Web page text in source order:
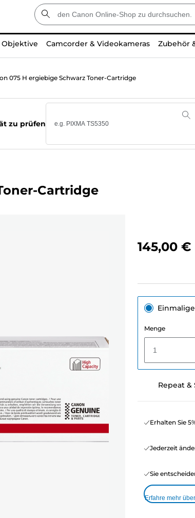
Objektive Camcorder & Videokameras Zubehör
075 H ergiebige Schwarz Toner-Cartridge
zu prüfen
Cartridge
145,00 €
Menge
1
Repeat &
Erhalten Sie
Jederzeit
Sie
Erfahre mehr